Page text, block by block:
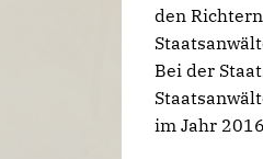
den
Bei der
im Jahr